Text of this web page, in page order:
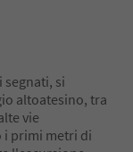
si
altoatesino, tra
vie
i primi metri di